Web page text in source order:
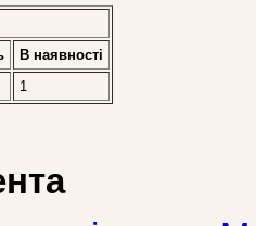
В наявностi
1